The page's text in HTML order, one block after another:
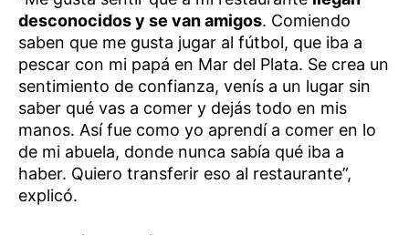
desconocidos y se van amigos. Comiendo
saben que me gusta jugar al fútbol, que iba a
pescar con mi papá en Mar del Plata. Se crea un
sentimiento de confianza, venís a un lugar sin
saber qué vas a comer y dejás todo en mis
manos. Así fue como yo aprendí a comer en lo
de mi abuela, donde nunca sabía qué iba a
haber. Quiero transferir eso al restaurante”,
explicó.